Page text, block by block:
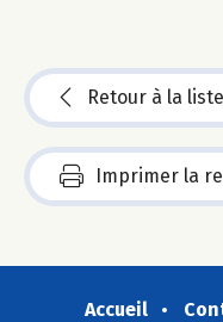
Retour à la liste
Imprimer la
Accueil